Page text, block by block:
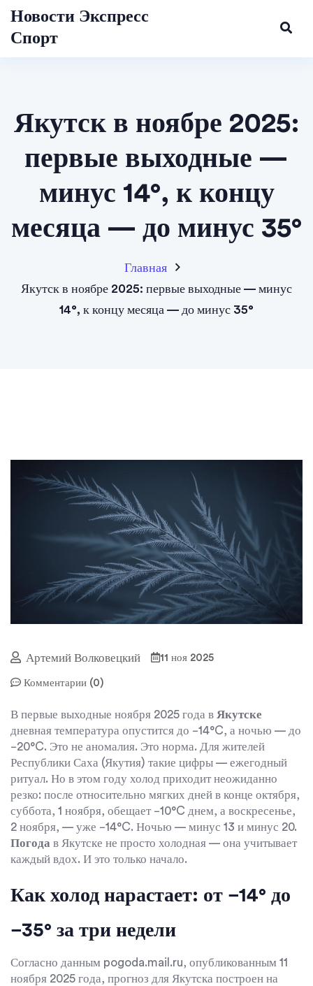
Новости Экспресс
Спорт
Якутск в ноябре 2025:
первые выходные —
минус 14°, к концу
месяца — до минус 35°
Главная
Якутск в ноябре 2025: первые выходные — минус
14°, к концу месяца — до минус 35°
Артемий Волковецкий 11 ноя 2025
Комментарии (0)
В первые выходные ноября 2025 года в Якутске
дневная температура опустится до −14°C, а ночью — до
−20°C. Это не аномалия. Это норма. Для жителей
Республики Саха (Якутия) такие цифры — ежегодный
ритуал. Но в этом году холод приходит неожиданно
резко: после относительно мягких дней в конце октября,
суббота, 1 ноября, обещает −10°C днем, а воскресенье,
2 ноября, — уже −14°C. Ночью — минус 13 и минус 20.
Погода в Якутске не просто холодная — она учитывает
каждый вдох. И это только начало.
Как холод нарастает: от −14° до
−35° за три недели
Согласно данным pogoda.mail.ru, опубликованным 11
ноября 2025 года, прогноз для Якутска построен на